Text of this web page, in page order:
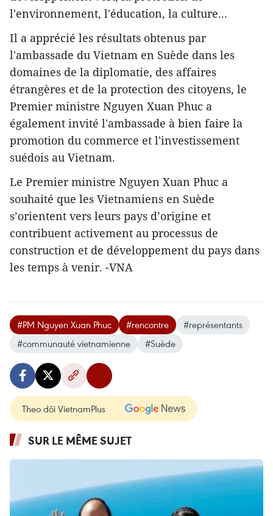
l'environnement, l'éducation, la culture...
Il a apprécié les résultats obtenus par
l'ambassade du Vietnam en Suède dans les
domaines de la diplomatie, des affaires
étrangères et de la protection des citoyens, le
Premier ministre Nguyen Xuan Phuc a
également invité l'ambassade à bien faire la
promotion du commerce et l'investissement
suédois au Vietnam.
Le Premier ministre Nguyen Xuan Phuc a
souhaité que les Vietnamiens en Suède
s’orientent vers leurs pays d’origine et
contribuent activement au processus de
construction et de développement du pays dans
les temps à venir. -VNA
#PM Nguyen Xuan Phuc #rencontre
#représentants
#communauté vietnamienne
#Suède
Theo dõi VietnamPlus
SUR LE MÊME SUJET